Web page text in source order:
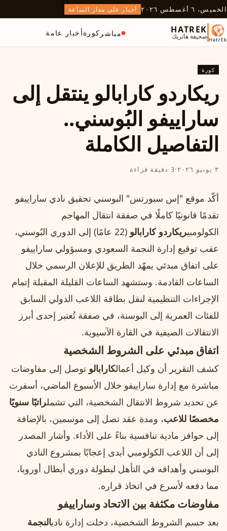
الخميس، ٦ أغسطس ٢٠٢٦ أخبار على مدار الساعة
HATREK
صحيفة هاتريك مباشر كورةأخبار عامة
كورة
ريكاردو كارابالو ينتقل إلى
ساراييفو البُوسني..
التفاصيل الكاملة
٣ يونيو ٢٠٢٦ ·3 دقيقة قراءة
أكّد موقع "إس سبورتس" البوسني تحقيق نادي ساراييفو
تقدمًا قانونيًا كاملًا في صفقة انتقال المهاجم
الكولومبيريكاردو كارابالو
(22 عامًا) إلى الدوري البُوسني،
عقب توقيع إدارة النجمة السعودي ومسؤولي ساراييفو
على اتفاق مبدئي يمهّد الطريق للإعلان الرسمي خلال
الساعات القادمة. وستشهد الساعات القليلة المقبلة إتمام
الإجراءات التنظيمية لنقل بطاقة اللاعب الدولي السابق
للفئات العمرية إلى البوسنة، في صفقة تُعتبر إحدى أبرز
الانتقالات الصيفية في القارة الآسيوية.
اتفاق مبدئي على الشروط الشخصية
كشف التقرير أن وكيل أعمالكارابالو توصل إلى مفاوضات
مباشرة مع إدارة ساراييفو خلال الأسبوع الماضي، أسفرت
عن تحديد شروط الانتقال الشخصية، التي تشملراتبًا سنويًا
مخصصًا للاعب، ومدة عقد تصل إلى موسمين، بالإضافة
إلى حوافز مادية تنافسية بناءً على الأداء. وأشار المصدر
إلى أن اللاعب الكولومبي أبدى إعجابًا بمشروع النادي
البوسني وأهدافه في التأهل لبطولة دوري أبطال أوروبا،
مما دفعه لأسرع في اتخاذ قراره.
مفاوضات مكثفة بين الاتحاد وساراييفو
بعد حسم الشروط الشخصية، دخلت إدارة ناديالنجمة